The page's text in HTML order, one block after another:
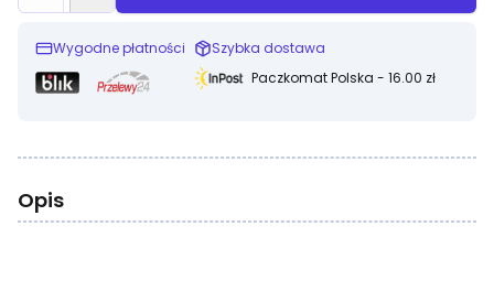
Wygodne płatności
Szybka dostawa
Paczkomat Polska - 16.00 zł
Opis